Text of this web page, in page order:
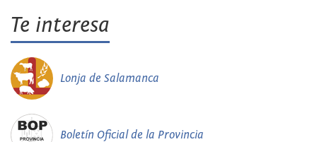
Te interesa
Lonja de Salamanca
Boletín Oficial de la Provincia